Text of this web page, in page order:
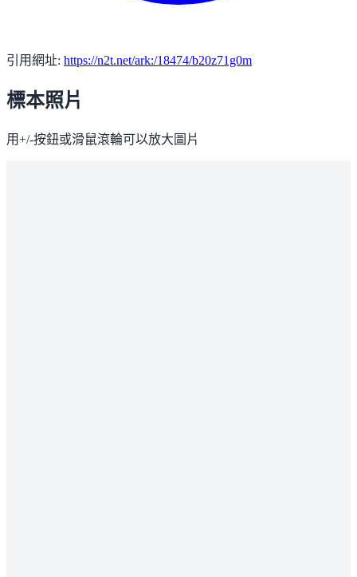
引用網址: https://n2t.net/ark:/18474/b20z71g0m
標本照片
用+/-按鈕或滑鼠滾輪可以放大圖片